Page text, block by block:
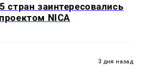
стран заинтересовались
NICA
3 дня назад